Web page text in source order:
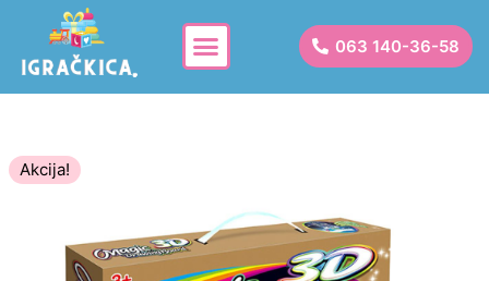
063 140-36-58
Akcija!